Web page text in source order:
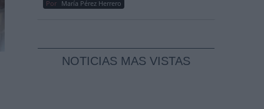
Por María Pérez Herrero
NOTICIAS MAS VISTAS